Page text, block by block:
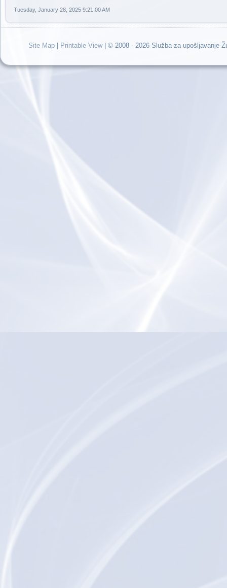
Tuesday, January 28, 2025 9:21:00 AM
Site Map Printable View| © 2008 - 2026 Služba za upošljavanje